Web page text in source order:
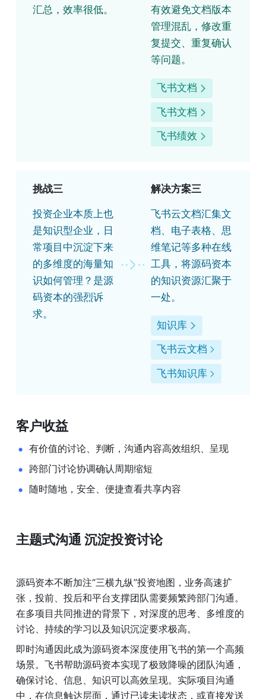
汇总，效率很低。
有效避免文档版本
管理混乱，修改重
复提交、重复确认
等问题。
飞书文档
飞书文档
飞书绩效
挑战三
投资企业本质上也
是知识型企业，日
常项目中沉淀下来
的多维度的海量知
识如何管理？是源
码资本的强烈诉
求。
解决方案三
飞书云文档汇集文
档、电子表格、思
维笔记等多种在线
工具，将源码资本
的知识资源汇聚于
一处。
知识库
飞书云文档
飞书知识库
客户收益
有价值的讨论、判断，沟通内容高效组织、呈现
跨部门讨论协调确认周期缩短
随时随地，安全、便捷查看共享内容
主题式沟通 沉淀投资讨论
源码资本不断加注“三横九纵”投资地图，业务高速扩
张，投前、投后和平台支撑团队需要频繁跨部门沟通。
在多项目共同推进的背景下，对深度的思考、多维度的
讨论、持续的学习以及知识沉淀要求极高。
即时沟通因此成为源码资本深度使用飞书的第一个高频
场景。飞书帮助源码资本实现了极致降噪的团队沟通，
确保讨论、信息、知识可以高效呈现。实际项目沟通
中，在信息触达层面，通过已读未读状态，或直接发送